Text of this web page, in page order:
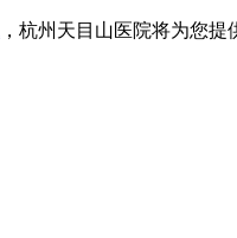
，杭州天目山医院将为您